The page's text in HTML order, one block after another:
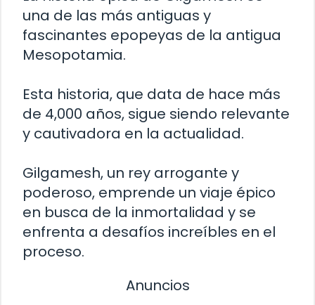
una de las más antiguas y
fascinantes epopeyas de la antigua
Mesopotamia.
Esta historia, que data de hace más
de 4,000 años, sigue siendo relevante
y cautivadora en la actualidad.
Gilgamesh, un rey arrogante y
poderoso, emprende un viaje épico
en busca de la inmortalidad y se
enfrenta a desafíos increíbles en el
proceso.
Anuncios